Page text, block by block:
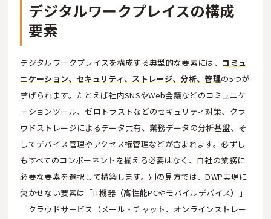
デジタルワークプレイスの構成
要素
デジタルワークプレイスを構成する典型的な要素には、 コミュ
ニケーション、セキュリティ、ストレージ、分析、管理の5つが
挙げられます。たとえば社内SNSやWeb会議などのコミュニケ
ーションツール、ゼロトラストなどのセキュリティ対策、クラ
ウドストレージによるデータ共有、業務データの分析基盤、そ
してデバイス管理やアクセス権管理などが含まれます。必ずし
もすべてのコンポーネントを揃える必要はなく、自社の業務に
必要な要素を選択して構築します。別の見方では、DWP実現に
欠かせない要素は「IT機器（高性能PCやモバイルデバイス）」
「クラウドサービス（メール・チャット、オンラインストレー